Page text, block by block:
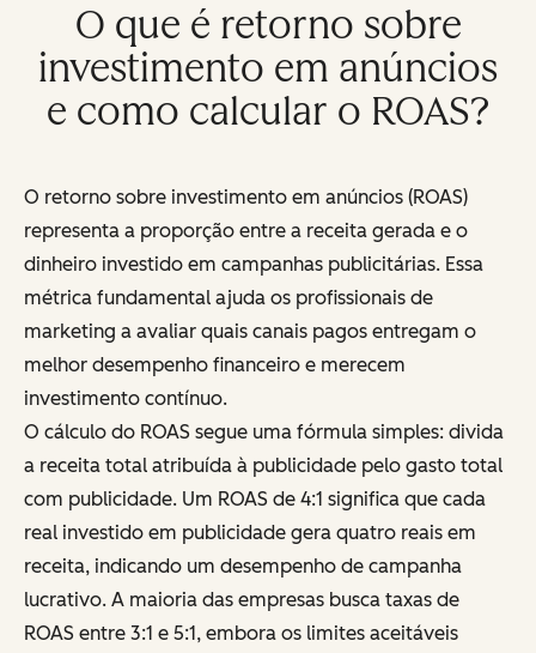
O que é retorno sobre
investimento em anúncios
e como calcular o ROAS?
O retorno sobre investimento em anúncios (ROAS)
representa a proporção entre a receita gerada e o
dinheiro investido em campanhas publicitárias. Essa
métrica fundamental ajuda os profissionais de
marketing a avaliar quais canais pagos entregam o
melhor desempenho financeiro e merecem
investimento contínuo.
O cálculo do ROAS segue uma fórmula simples: divida
a receita total atribuída à publicidade pelo gasto total
com publicidade. Um ROAS de 4:1 significa que cada
real investido em publicidade gera quatro reais em
receita, indicando um desempenho de campanha
lucrativo. A maioria das empresas busca taxas de
ROAS entre 3:1 e 5:1, embora os limites aceitáveis